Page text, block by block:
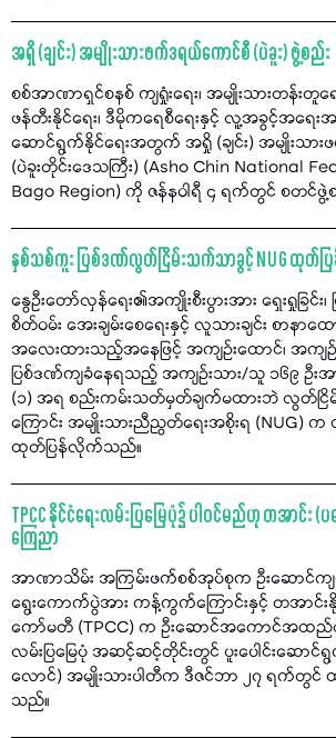
အရှို (ချင်း) အမျိုးသားဖက်ဒရယ်ကောင်စီ (ပဲခူး) ဖွဲ့စည်း
စစ်အာဏာရှင်စနစ် ကျရှုံးရေး၊ အမျိုးသားတန်းတူ
ဖန်တီးနိုင်ရေး၊ ဒီမိုကရေစီရေးနှင့် လူ့အခွင့်အရေးအပြ
ဆောင်ရွက်နိုင်ရေးအတွက် အရှို (ချင်း) အမျိုးသာ
(ပဲခူးတိုင်းဒေသကြီး) (Asho Chin National
Bago Region) ကို ဇန်နဝါရီ ၄ ရက်တွင် စတ
နှစ်သစ်ကူး ပြစ်ဒဏ်လွတ်ငြိမ်းသက်သာခွင့် NUG ထုတ်ပ
နွေဦးတော်လှန်ရေး၏အကျိုးစီးပွားအား ရှေးရှုခြ
စိတ်ဝမ်း အေးချမ်းစေရေးနှင့် လူသားချင်း စာနာ
အလေးထားသည့်အနေဖြင့် အကျဉ်းထောင်၊ အကျဉ်
ပြစ်ဒဏ်ကျခံနေရသည့် အကျဉ်းသား/သူ ၁၆၉ ဦးအာ
(၁) အရ စည်းကမ်းသတ်မှတ်ချက်မထားဘဲ လွတ်င
ကြောင်း အမျိုးသားညီညွတ်ရေးအစိုးရ (NUG) က
ထုတ်ပြန်လိုက်သည်။
TPCC နိုင်ငံရေးလမ်းပြမြေပုံ၌ ပါဝင်မည်ဟု တအာင်း (
ကြေညာ
အာဏာသိမ်း အကြမ်းဖက်စစ်အုပ်စုက ဦးဆောင်
ရွေးကောက်ပွဲအား ကန့်ကွက်ကြောင်းနှင့် တအာင်း
ကော်မတီ (TPCC) က ဦးဆောင်အကောင်အထည်ဖ
လမ်းပြမြေပုံ အဆင့်ဆင့်တိုင်းတွင် ပူးပေါင်းဆော
လောင်) အမျိုးသားပါတီက ဒီဇင်ဘာ ၂၇ ရက်တွ
သည်။